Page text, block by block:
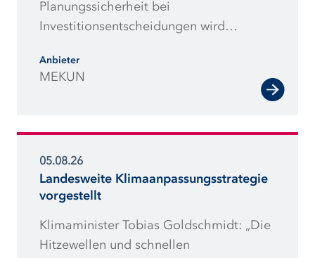
Planungssicherheit bei
Investitionsentscheidungen wird
Vorbehalt und zu geringe
Anbieter
MEKUN
05.08.26
Landesweite Klimaanpassungsstrategie
vorgestellt
Klimaminister Tobias Goldschmidt: „Die
Hitzewellen und schnellen